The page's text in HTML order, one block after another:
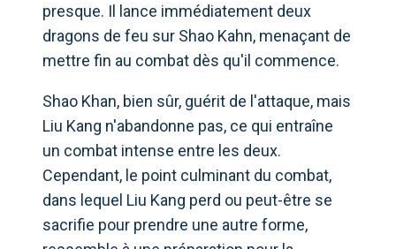
presque. Il lance immédiatement deux
dragons de feu sur Shao Kahn, menaçant de
mettre fin au combat dès qu'il commence.
Shao Khan, bien sûr, guérit de l'attaque, mais
Liu Kang n'abandonne pas, ce qui entraîne
un combat intense entre les deux.
Cependant, le point culminant du combat,
dans lequel Liu Kang perd ou peut-être se
sacrifie pour prendre une autre forme,